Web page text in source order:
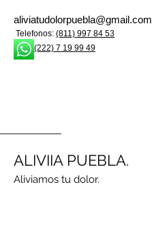
ALIVIIA PUEBLA.
Aliviamos tu dolor.
aliviatudolorpuebla@gmail.com
Telefonos: (811) 997 84 53
(222) 7 19 99 49